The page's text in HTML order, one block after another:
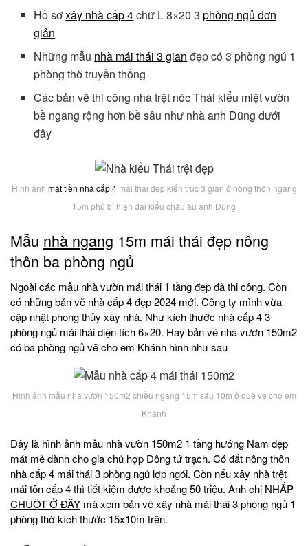
Hồ sơxây nhà cấp 4chữ L 8×20 3phòng ngủ đơn
giản
Những mẫu nhà mái thái 3 gian đẹp có 3 phòng ngủ 1
phòng thờ truyền thống
Các bản vẽ thi công nhà trệt nóc Thái kiểu miệt vườn
bề ngang rộng hơn bề sâu như nhà anh Dũng dưới
đây
Hình ảnh mặt tiền nhà cấp 4mái thái đẹp kiến trúc 3 gian ở nông thôn ngang
15m phủ bì hiện đại kiểu châu âu anh Dũng
Mẫu nhà ngang 15m mái thái đẹp nông
thôn ba phòng ngủ
Ngoài các mẫu nhà vườn mái thái 1 tầng đẹp đã thi công. Còn
có những bản vẽ nhà cấp 4 đẹp 2024 mới. Công ty mình vừa
cập nhật phong thủy xây nhà. Như kích thước nhà cấp 4 3
phòng ngủ mái thái diện tích 6×20. Hay bản vẽ nhà vườn 150m2
có ba phòng ngủ vẽ cho em Khánh hình như sau
Hình ảnh mẫu nhà vườn 150m2 chiều ngang 15m sâu 10m ở quê vẽ cho em
Khánh
Đây là hình ảnh mẫu nhà vườn 150m2 1 tầng hướng Nam đẹp
mát mẻ dành cho gia chủ hợp Đông tứ trạch. Có đất nông thôn
nhà cấp 4 mái thái 3 phòng ngủ lợp ngói. Còn nếu xây nhà trệt
mái tôn cấp 4 thì tiết kiệm được khoảng 50 triệu. Anh chị NHẤP
CHUỘT Ở ĐÂY mà xem bản vẽ xây nhà mái thái 3 phòng ngủ 1
phòng thờ kích thước 15x10m trên.